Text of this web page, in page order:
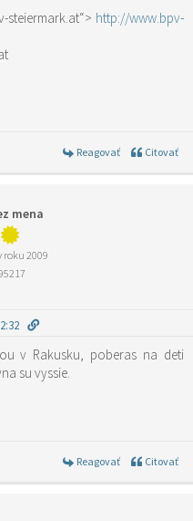
steiermark.at“> http://www.bpv-
Reagovať Citovať
mena
roku 2009
v Rakusku, poberas na deti
su vyssie.
Reagovať Citovať